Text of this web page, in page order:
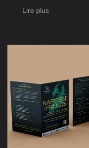
Lire plus